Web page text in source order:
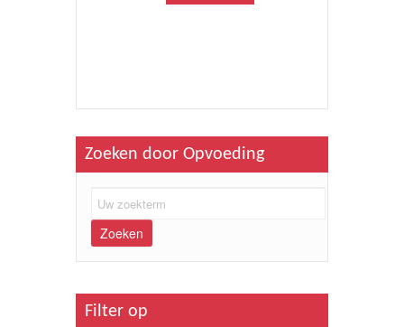
Zoeken door Opvoeding
Zoeken
Filter op